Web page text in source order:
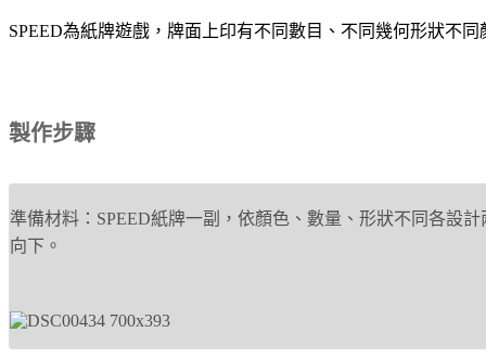
SPEED為紙牌遊戲，牌面上印有不同數目、不同幾何形狀不
製作步驟
準備材料：SPEED紙牌一副，依顏色、數量、形狀不同各設
向下。